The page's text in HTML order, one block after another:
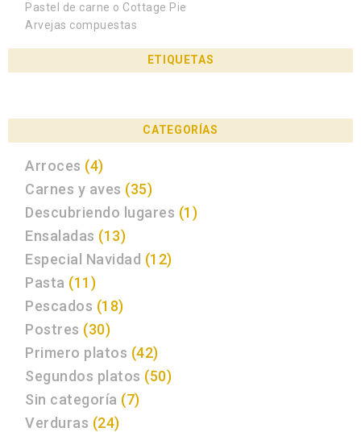
Pastel de carne o Cottage Pie
Arvejas compuestas
ETIQUETAS
CATEGORÍAS
Arroces (4)
Carnes y aves (35)
Descubriendo lugares (1)
Ensaladas (13)
Especial Navidad (12)
Pasta (11)
Pescados (18)
Postres (30)
Primero platos (42)
Segundos platos (50)
Sin categoría (7)
Verduras (24)